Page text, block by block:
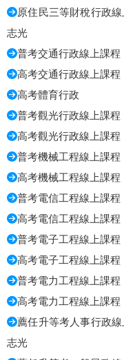
原住民三等財稅行政
志光
普考交通行政線上課
高考交通行政線上課
高考體育行政
普考觀光行政線上課
高考觀光行政線上課
普考機械工程線上課
高考機械工程線上課
普考電信工程線上課
高考電信工程線上課
普考電子工程線上課
高考電子工程線上課
普考電力工程線上課
高考電力工程線上課
薦任升等考人事行政
志光